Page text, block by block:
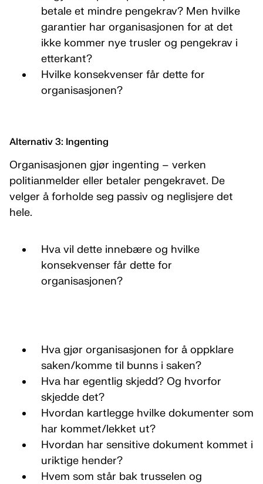
betale et mindre pengekrav? Men hvilke
garantier har organisasjonen for at det
ikke kommer nye trusler og pengekrav i
etterkant?
Hvilke konsekvenser får dette for
organisasjonen?
Alternativ 3: Ingenting
Organisasjonen gjør ingenting – verken
politianmelder eller betaler pengekravet. De
velger å forholde seg passiv og neglisjere det
hele.
Hva vil dette innebære og hvilke
konsekvenser får dette for
organisasjonen?
Hva gjør organisasjonen for å oppklare
saken/komme til bunns i saken?
Hva har egentlig skjedd? Og hvorfor
skjedde det?
Hvordan kartlegge hvilke dokumenter som
har kommet/lekket ut?
Hvordan har sensitive dokument kommet i
uriktige hender?
Hvem som står bak trusselen og